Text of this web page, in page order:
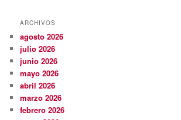
ARCHIVOS
agosto 2026
julio 2026
junio 2026
mayo 2026
abril 2026
marzo 2026
febrero 2026